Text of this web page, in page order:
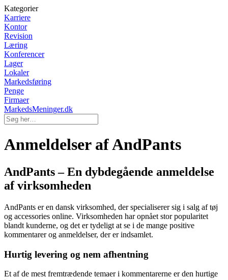
Kategorier
Karriere
Kontor
Revision
Læring
Konferencer
Lager
Lokaler
Markedsføring
Penge
Firmaer
MarkedsMeninger.dk
Anmeldelser af AndPants
AndPants – En dybdegående anmeldelse
af virksomheden
AndPants er en dansk virksomhed, der specialiserer sig i salg af tøj
og accessories online. Virksomheden har opnået stor popularitet
blandt kunderne, og det er tydeligt at se i de mange positive
kommentarer og anmeldelser, der er indsamlet.
Hurtig levering og nem afhentning
Et af de mest fremtrædende temaer i kommentarerne er den hurtige